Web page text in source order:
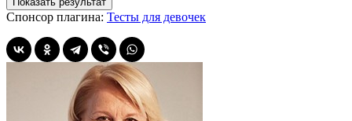
Спонсор плагина: Тесты для девочек